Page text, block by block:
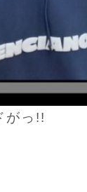
がっ!!